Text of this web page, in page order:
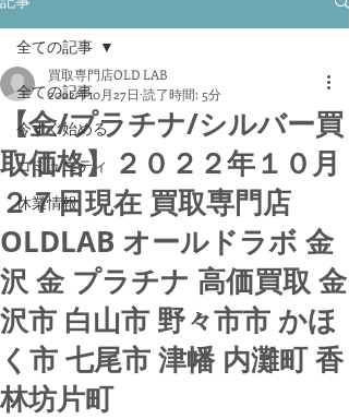
全ての記事
今すぐ始める
コミュニティ
休業情報
全ての記事
【金/プラチナ/シルバー買
取価格】２０２２年１０月
２７日現在 買取専門店
OLDLAB オールドラボ 金
沢 金 プラチナ 高価買取 金
沢市 白山市 野々市市 かほ
く市 七尾市 津幡 内灘町 香
林坊片町
買取専門店OLD LAB
2022年10月27日 読了時間: 5分